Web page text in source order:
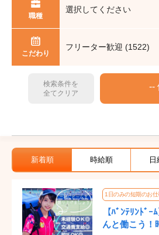
職種
選択してください
こだわり
フリーター歓迎 (1522)
検索条件を
全てクリア
新着順 時給順
1日のみの短期のお仕
【ﾊﾞﾝﾃﾘﾝﾄﾞ
んと働こう！